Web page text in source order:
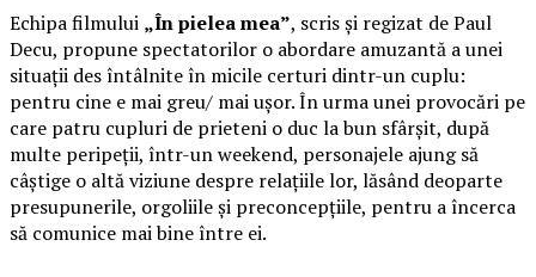
Echipa filmului „În pielea mea”, scris și regizat de Paul
Decu, propune spectatorilor o abordare amuzantă a unei
situații des întâlnite în micile certuri dintr-un cuplu:
pentru cine e mai greu/ mai ușor. În urma unei provocări pe
care patru cupluri de prieteni o duc la bun sfârșit, după
multe peripeții, într-un weekend, personajele ajung să
câștige o altă viziune despre relațiile lor, lăsând deoparte
presupunerile, orgoliile și preconcepțiile, pentru a încerca
să comunice mai bine între ei.